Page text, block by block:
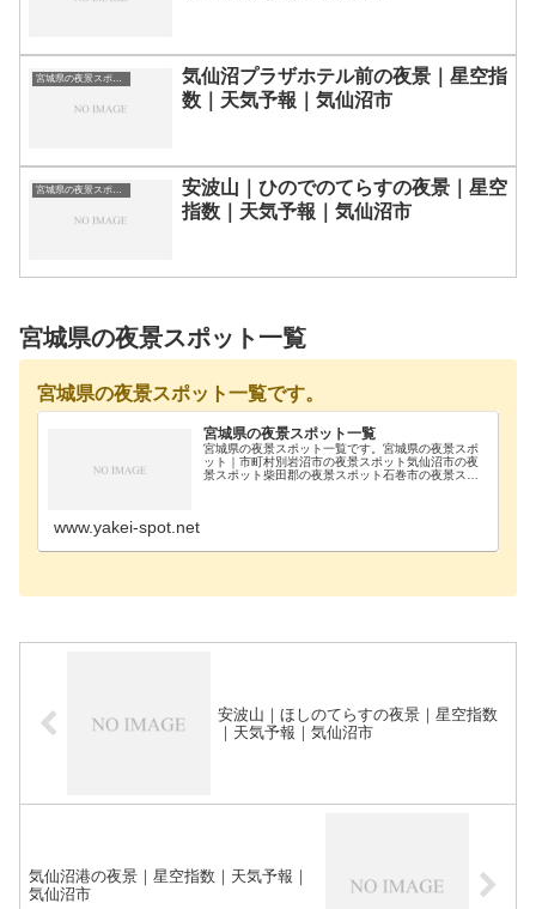
宮城県の夜景スポット一覧
気仙沼プラザホテル前の夜景｜星空指
数｜天気予報｜気仙沼市
宮城県の夜景スポット一覧
安波山｜ひのでのてらすの夜景｜星空
指数｜天気予報｜気仙沼市
宮城県の夜景スポット一覧
宮城県の夜景スポット一覧です。
宮城県の夜景スポット一覧
宮城県の夜景スポット一覧です。宮城県の夜景スポ
ット｜市町村別岩沼市の夜景スポット気仙沼市の夜
景スポット柴田郡の夜景スポット石巻市の夜景スポ
www.yakei-spot.net
安波山｜ほしのてらすの夜景｜星空指数
｜天気予報｜気仙沼市
気仙沼港の夜景｜星空指数｜天気予報｜
気仙沼市